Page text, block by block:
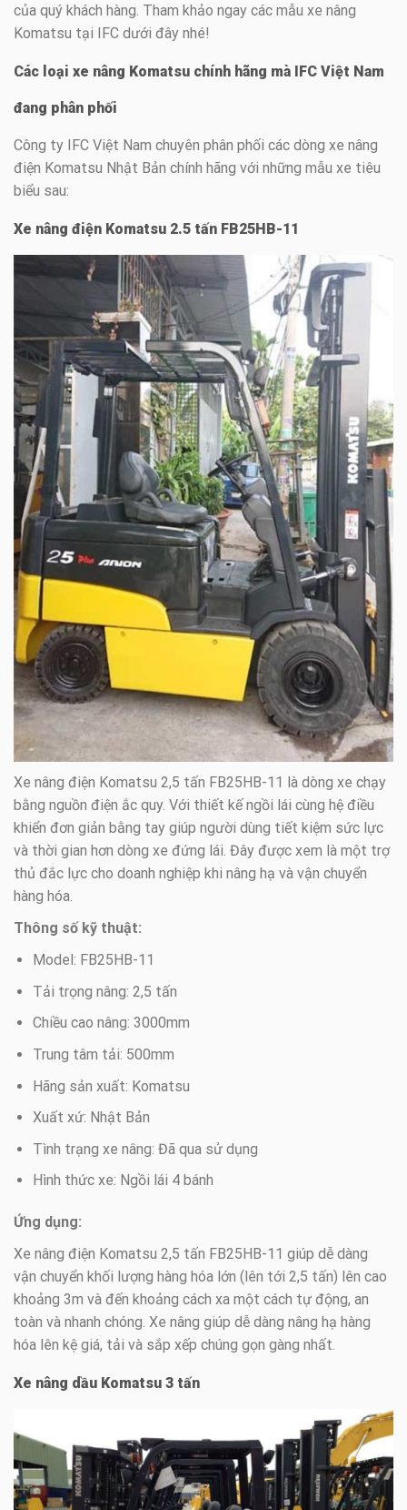
của quý khách hàng. Tham khảo ngay các mẫu xe nâng
Komatsu tại IFC dưới đây nhé!
Các loại xe nâng Komatsu chính hãng mà IFC Việt Nam
đang phân phối
Công ty IFC Việt Nam chuyên phân phối các dòng xe nâng
điện Komatsu Nhật Bản chính hãng với những mẫu xe tiêu
biểu sau:
Xe nâng điện Komatsu 2.5 tấn FB25HB-11
Xe nâng điện Komatsu 2,5 tấn FB25HB-11 là dòng xe chạy
bằng nguồn điện ắc quy. Với thiết kế ngồi lái cùng hệ điều
khiển đơn giản bằng tay giúp người dùng tiết kiệm sức lực
và thời gian hơn dòng xe đứng lái. Đây được xem là một trợ
thủ đắc lực cho doanh nghiệp khi nâng hạ và vận chuyển
hàng hóa.
Thông số kỹ thuật:
Model: FB25HB-11
Tải trọng nâng: 2,5 tấn
Chiều cao nâng: 3000mm
Trung tâm tải: 500mm
Hãng sản xuất: Komatsu
Xuất xứ: Nhật Bản
Tình trạng xe nâng: Đã qua sử dụng
Hình thức xe: Ngồi lái 4 bánh
Ứng dụng:
Xe nâng điện Komatsu 2,5 tấn FB25HB-11 giúp dễ dàng
vận chuyển khối lượng hàng hóa lớn (lên tới 2,5 tấn) lên cao
khoảng 3m và đến khoảng cách xa một cách tự động, an
toàn và nhanh chóng. Xe nâng giúp dễ dàng nâng hạ hàng
hóa lên kệ giá, tải và sắp xếp chúng gọn gàng nhất.
Xe nâng dầu Komatsu 3 tấn